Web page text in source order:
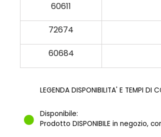
60611
72674
60684
LEGENDA DISPONIBILITA' E TEMPI DI
Disponibile:
Prodotto DISPONIBILE in negozio,